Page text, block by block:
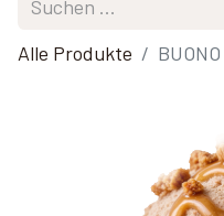
Alle Produkte BUONO